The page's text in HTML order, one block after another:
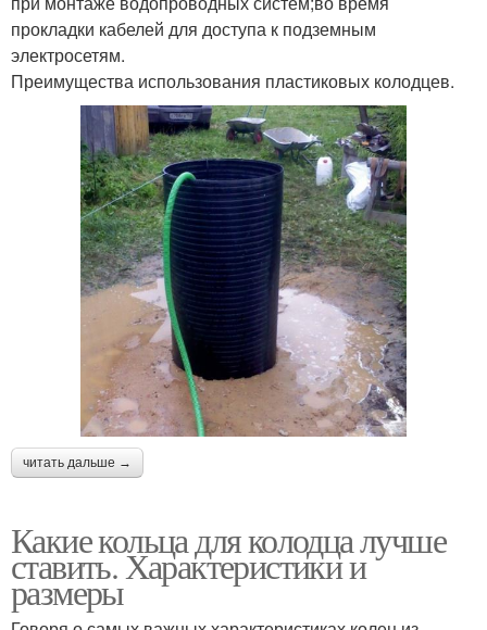
прокладки кабелей для доступа к подземным
электросетям.
Преимущества использования пластиковых колодцев.
читать дальше →
Какие кольца для колодца лучше
ставить. Характеристики и
размеры